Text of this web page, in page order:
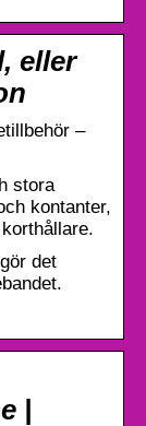
eller
–
stora
kontanter,
det
|